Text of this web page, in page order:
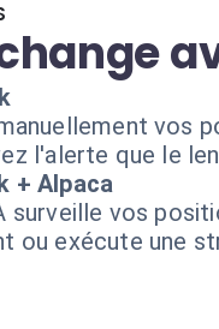
vos
l'alerte que le
+ Alpaca
surveille vos
ou exécute une